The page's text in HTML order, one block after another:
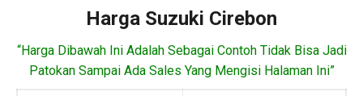
Harga Suzuki Cirebon
“Harga Dibawah Ini Adalah Sebagai Contoh Tidak Bisa Jadi
Patokan Sampai Ada Sales Yang Mengisi Halaman Ini”